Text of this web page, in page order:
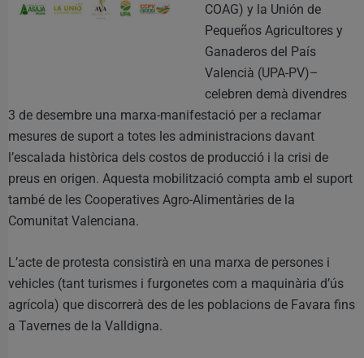
COAG) y la Unión de
Pequeños Agricultores y
Ganaderos del País
Valencià (UPA-PV)–
celebren demà divendres
3 de desembre una marxa-manifestació per a reclamar
mesures de suport a totes les administracions davant
l’escalada històrica dels costos de producció i la crisi de
preus en origen. Aquesta mobilització compta amb el suport
també de les Cooperatives Agro-Alimentàries de la
Comunitat Valenciana.
L’acte de protesta consistirà en una marxa de persones i
vehicles (tant turismes i furgonetes com a maquinària d’ús
agrícola) que discorrerà des de les poblacions de Favara fins
a Tavernes de la Valldigna.